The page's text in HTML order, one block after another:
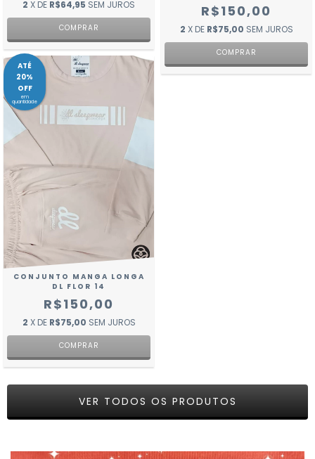
2 X DE R$64,95 SEM JUROS
COMPRAR
R$150,00
2 X DE R$75,00 SEM JUROS
COMPRAR
ATÉ
20%
OFF
em
quantidade
CONJUNTO MANGA LONGA
DL FLOR 14
R$150,00
2 X DE R$75,00 SEM JUROS
COMPRAR
VER TODOS OS PRODUTOS